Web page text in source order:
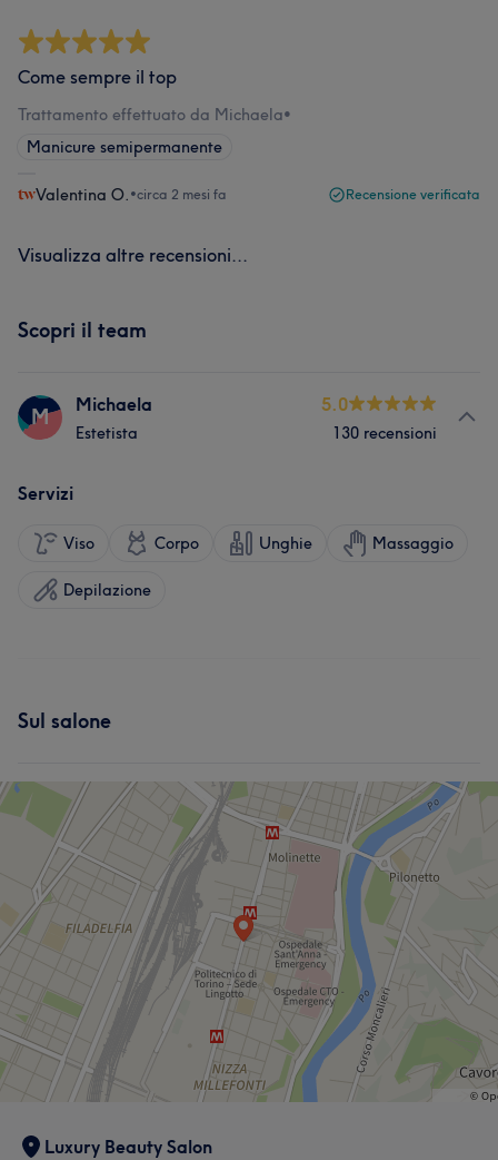
Come sempre il top
Trattamento effettuato da Michaela•
Manicure semipermanente
Valentina O. •circa 2 mesi fa Recensione verificata
Visualizza altre recensioni...
Scopri il team
M Michaela
Estetista
5.0
130 recensioni
Servizi
Viso Corpo Unghie Massaggio
Depilazione
Sul salone
Luxury Beauty Salon